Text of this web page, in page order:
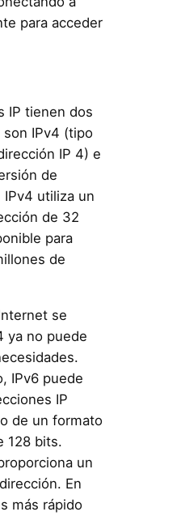
para acceder
IP tienen dos
IPv4 (tipo
IP 4) e
de
IPv4 utiliza un
de 32
para
de
se
ya no puede
IPv6 puede
IP
de un formato
128 bits.
un
En
más rápido